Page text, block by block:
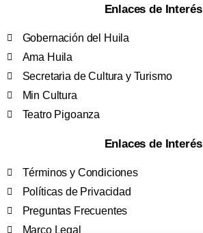
Enlaces de Interés
Gobernación del Huila
Ama Huila
Secretaria de Cultura y Turismo
Min Cultura
Teatro Pigoanza
Enlaces de Interés
Términos y Condiciones
Políticas de Privacidad
Preguntas Frecuentes
Marco Legal